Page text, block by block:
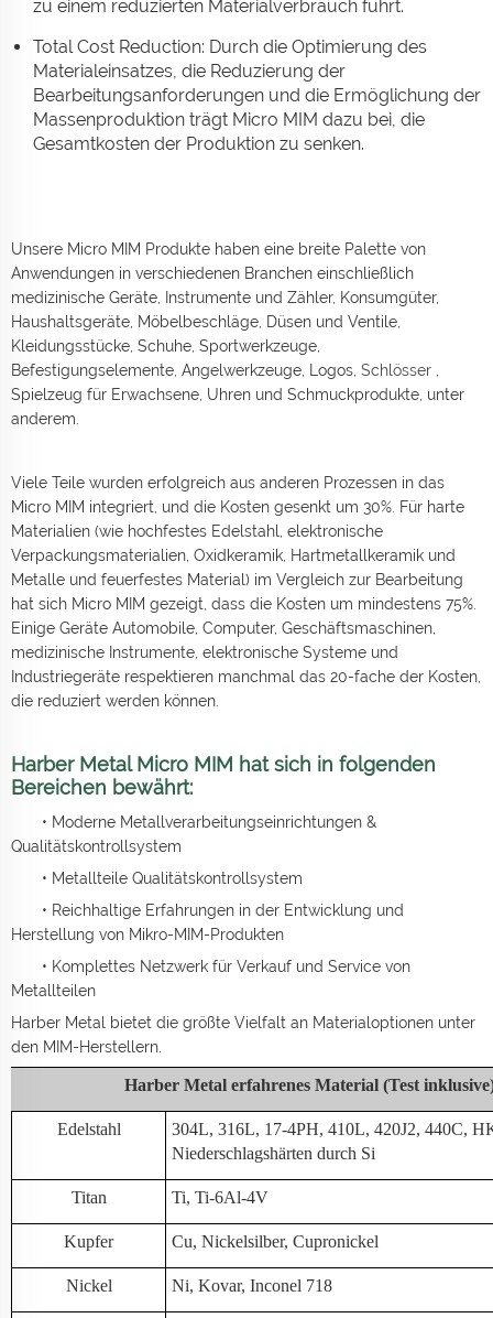
zu einem reduzierten Materialverbrauch führt.
Total Cost Reduction: Durch die Optimierung des
Materialeinsatzes, die Reduzierung der
Bearbeitungsanforderungen und die Ermöglichung der
Massenproduktion trägt Micro MIM dazu bei, die
Gesamtkosten der Produktion zu senken.
Unsere Micro MIM Produkte haben eine breite Palette von
Anwendungen in verschiedenen Branchen einschließlich
medizinische Geräte, Instrumente und Zähler, Konsumgüter,
Haushaltsgeräte, Möbelbeschläge, Düsen und Ventile,
Kleidungsstücke, Schuhe, Sportwerkzeuge,
Befestigungselemente, Angelwerkzeuge, Logos, Schlösser
Spielzeug für Erwachsene, Uhren und Schmuckprodukte, unter
anderem.
Viele Teile wurden erfolgreich aus anderen Prozessen in das
Micro MIM integriert, und die Kosten gesenkt um 30%. Für harte
Materialien (wie hochfestes Edelstahl, elektronische
Verpackungsmaterialien, Oxidkeramik, Hartmetallkeramik und
Metalle und feuerfestes Material) im Vergleich zur Bearbeitung
hat sich Micro MIM gezeigt, dass die Kosten um mindestens 75%.
Einige Geräte Automobile, Computer, Geschäftsmaschinen,
medizinische Instrumente, elektronische Systeme und
Industriegeräte respektieren manchmal das 20-fache der Kosten,
die reduziert werden können.
Harber Metal Micro MIM hat sich in folgenden
Bereichen bewährt:
• Moderne Metallverarbeitungseinrichtungen &
Qualitätskontrollsystem
• Metallteile Qualitätskontrollsystem
• Reichhaltige Erfahrungen in der Entwicklung und
Herstellung von Mikro-MIM-Produkten
• Komplettes Netzwerk für Verkauf und Service von
Metallteilen
Harber Metal bietet die größte Vielfalt an Materialoptionen unter
den MIM-Herstellern.
Harber Metal erfahrenes Material (Test
Edelstahl
304L, 316L, 17-4PH, 410L, 420J2, 440C,
Niederschlagshärten durch Si
Titan Ti, Ti-6Al-4V
Kupfer Cu, Nickelsilber, Cupronickel
Nickel Ni, Kovar, Inconel 718